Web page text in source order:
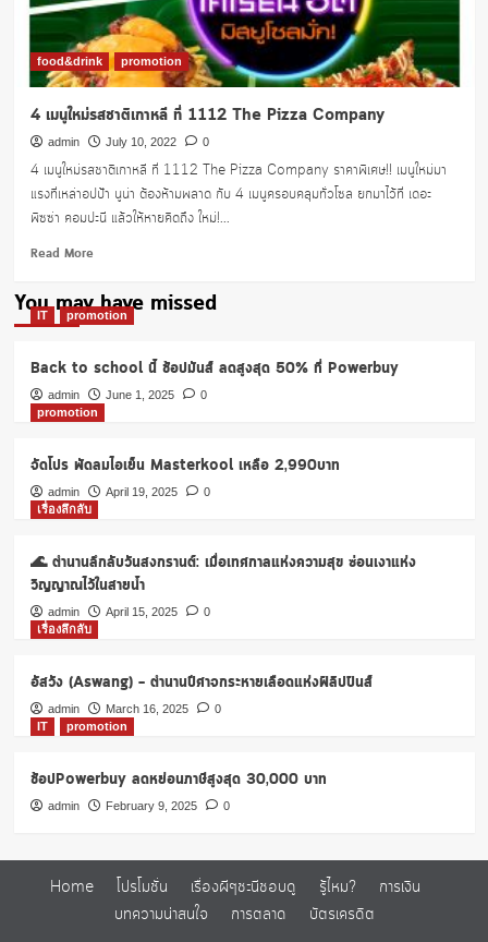
1112
food&drink promotion
4 เมนูใหม่รสชาติเกาหลี ที่ 1112 The Pizza Company
admin July 10, 2022 0
4 เมนูใหม่รสชาติเกาหลี ที่ 1112 The Pizza Company ราคาพิเศษ!! เมนูใหม่มา
แรงที่เหล่าอปป้า นูน่า ต้องห้ามพลาด กับ 4 เมนูครอบคลุมทั่วโซล ยกมาไว้ที่ เดอะ
พิซซ่า คอมปะนี แล้วให้หายคิดถึง ใหม่!...
Read MoreRead
about
4
รสชาติ
เกาหลี
ที่
The
Company
You may have missed
IT promotion
Back to school นี้ ช้อปมันส์ ลดสูงสุด 50% ที่ Powerbuy
admin June 1, 2025
0
promotion
จัดโปร พัดลมไอเย็น Masterkool เหลือ 2,990บาท
admin April 19, 2025
0
เรื่องลึกลับ
🌊 ตำนานลึกลับวันสงกรานต์: เมื่อเทศกาลแห่งความสุข ซ่อนเงาแห่ง
วิญญาณไว้ในสายน้ำ
admin April 15, 2025
0
เรื่องลึกลับ
อัสวัง (Aswang) – ตำนานปีศาจกระหายเลือดแห่งฟิลิปปินส์
admin March 16, 2025
0
IT
promotion
ช้อปPowerbuy ลดหย่อนภาษีสูงสุด 30,000 บาท
admin February 9, 2025 0
Home โปรโมชั่น เรื่องผีๆชะนีชอบดู รู้ไหม?
การเงิน
บทความน่าสนใจ
การตลาด บัตรเครดิต